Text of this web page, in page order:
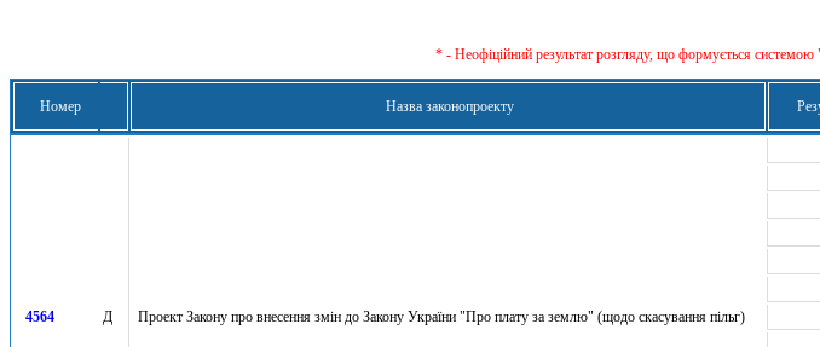
* - Неофіційний результат розгляду, що формується сиcтемою
Номер Назва законопроекту
4564 Д Проект Закону про внесення змін до Закону України "Про плату за землю" (щодо скасування пільг)